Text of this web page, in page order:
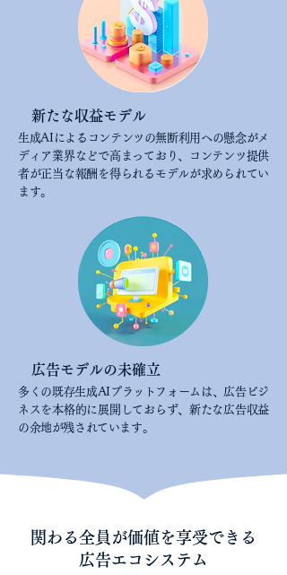
新たな収益モデル
生成AIによるコンテンツの無断利用への懸念がメ
ディア業界などで高まっており、コンテンツ提供
者が正当な報酬を得られるモデルが求められてい
ます。
広告モデルの未確立
多くの既存生成AIプラットフォームは、広告ビジ
ネスを本格的に展開しておらず、新たな広告収益
の余地が残されています。
関わる全員が価値を享受できる
広告エコシステム